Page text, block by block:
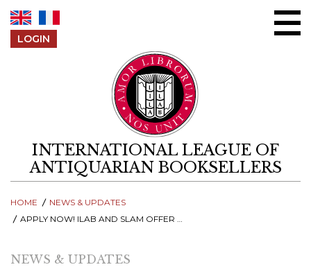
LOGIN
INTERNATIONAL LEAGUE OF
ANTIQUARIAN BOOKSELLERS
HOME
NEWS & UPDATES
APPLY NOW! ILAB AND SLAM OFFER SCHOLARSHIP TO FRENCH BOOKSELLER SEMINAR / INSCRIVEZ-VOUS DÈS MAINTENANT ! LA LILA ET LE SLAM OFFRENT UNE BOURSE POUR PARTICIPER À UN SÉMINAIRE SUR LE COMMERCE DES LIVRES RARES
NEWS & UPDATES